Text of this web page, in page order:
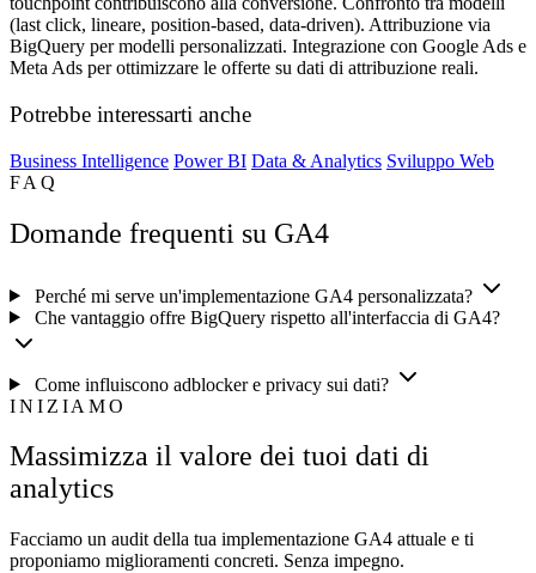
(last click, lineare, position-based, data-driven). Attribuzione via
BigQuery per modelli personalizzati. Integrazione con Google Ads e
Meta Ads per ottimizzare le offerte su dati di attribuzione reali.
Potrebbe interessarti anche
Business Intelligence Power BI Data & Analytics Sviluppo Web
FAQ
Domande frequenti su GA4
Perché mi serve un'implementazione GA4 personalizzata?
Che vantaggio offre BigQuery rispetto all'interfaccia di GA4?
Come influiscono adblocker e privacy sui dati?
INIZIAMO
Massimizza il valore dei tuoi dati di
analytics
Facciamo un audit della tua implementazione GA4 attuale e ti
proponiamo miglioramenti concreti. Senza impegno.